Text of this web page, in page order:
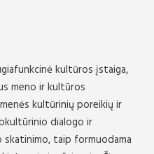
kultūros įstaiga,
meno ir kultūros
kultūrinių poreikių ir
dialogo ir
taip formuodama